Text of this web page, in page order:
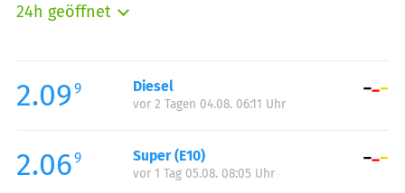
24h geöffnet
Mittwoch:
00:00-23:59
Donnerstag:
Samstag:
00:00-23:59
Sonntag:
2.09 9 Diesel
vor 2 Tagen 04.08. 06:11 Uhr
2.069 Super (E10)
vor 1 Tag 05.08. 08:05 Uhr